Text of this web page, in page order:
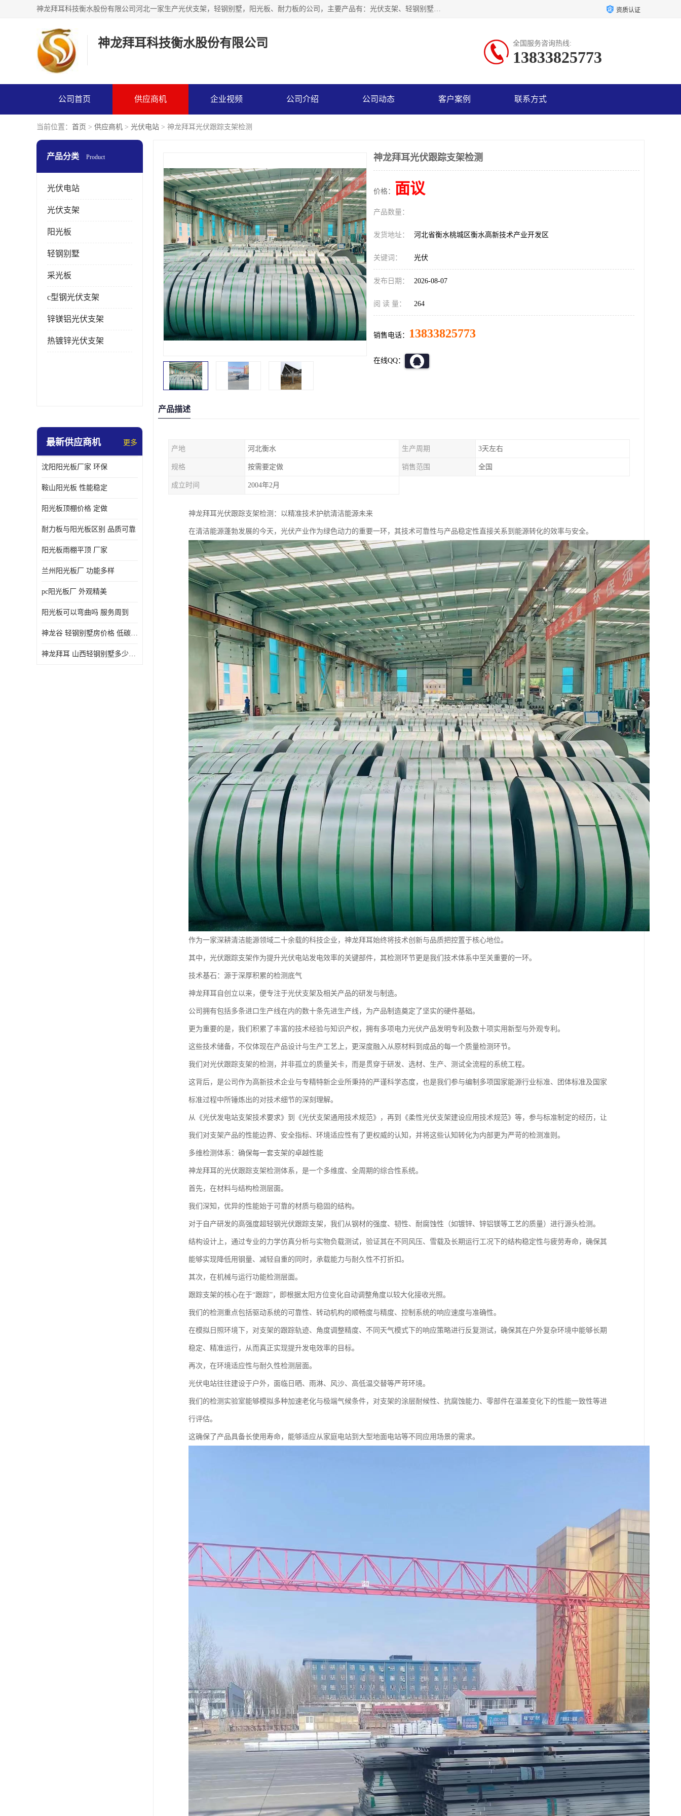
神龙拜耳科技衡水股份有限公司河北一家生产光伏支架，轻钢别墅，阳光板、耐力板的公司，主要产品有：光伏支架、轻钢别墅、阳光板、耐力板、采光板等，公司参与制定了多项标准。 资质认证
神龙拜耳科技衡水股份有限公司 全国服务咨询热线:
13833825773
公司首页 供应商机 企业视频 公司介绍 公司动态 客户案例 联系方式
当前位置： 首页 > 供应商机 > 光伏电站 > 神龙拜耳光伏跟踪支架检测
产品分类 Product
光伏电站
光伏支架
阳光板
轻钢别墅
采光板
c型钢光伏支架
锌镁铝光伏支架
热镀锌光伏支架
最新供应商机 更多
沈阳阳光板厂家 环保
鞍山阳光板 性能稳定
阳光板顶棚价格 定做
耐力板与阳光板区别 品质可靠
阳光板雨棚平顶 厂家
兰州阳光板厂 功能多样
pc阳光板厂 外观精美
阳光板可以弯曲吗 服务周到
神龙谷 轻钢别墅房价格 低碳环保
神龙拜耳 山西轻钢别墅多少钱 施工快捷
神龙拜耳光伏跟踪支架检测
价格： 面议
产品数量：
发货地址： 河北省衡水桃城区衡水高新技术产业开发区
关键词： 光伏
发布日期： 2026-08-07
阅 读 量： 264
销售电话： 13833825773
在线QQ：
产品描述
产地 河北衡水 生产周期 3天左右
规格 按需要定做 销售范围 全国
成立时间 2004年2月
神龙拜耳光伏跟踪支架检测：以精准技术护航清洁能源未来
在清洁能源蓬勃发展的今天，光伏产业作为绿色动力的重要一环，其技术可靠性与产品稳定性直接关系到能源转化的效率与安全。
作为一家深耕清洁能源领域二十余载的科技企业，神龙拜耳始终将技术创新与品质把控置于核心地位。
其中，光伏跟踪支架作为提升光伏电站发电效率的关键部件，其检测环节更是我们技术体系中至关重要的一环。
技术基石：源于深厚积累的检测底气
神龙拜耳自创立以来，便专注于光伏支架及相关产品的研发与制造。
公司拥有包括多条进口生产线在内的数十条先进生产线，为产品制造奠定了坚实的硬件基础。
更为重要的是，我们积累了丰富的技术经验与知识产权，拥有多项电力光伏产品发明专利及数十项实用新型与外观专利。
这些技术储备，不仅体现在产品设计与生产工艺上，更深度融入从原材料到成品的每一个质量检测环节。
我们对光伏跟踪支架的检测，并非孤立的质量关卡，而是贯穿于研发、选材、生产、测试全流程的系统工程。
这背后，是公司作为高新技术企业与专精特新企业所秉持的严谨科学态度，也是我们参与编制多项国家能源行业标准、团体标准及国家
标准过程中所锤炼出的对技术细节的深刻理解。
从《光伏发电站支架技术要求》到《光伏支架通用技术规范》，再到《柔性光伏支架建设应用技术规范》等，参与标准制定的经历，让
我们对支架产品的性能边界、安全指标、环境适应性有了更权威的认知，并将这些认知转化为内部更为严苛的检测准则。
多维检测体系：确保每一套支架的卓越性能
神龙拜耳的光伏跟踪支架检测体系，是一个多维度、全周期的综合性系统。
首先，在材料与结构检测层面。
我们深知，优异的性能始于可靠的材质与稳固的结构。
对于自产研发的高强度超轻钢光伏跟踪支架，我们从钢材的强度、韧性、耐腐蚀性（如镀锌、锌铝镁等工艺的质量）进行源头检测。
结构设计上，通过专业的力学仿真分析与实物负载测试，验证其在不同风压、雪载及长期运行工况下的结构稳定性与疲劳寿命，确保其
能够实现降低用钢量、减轻自重的同时，承载能力与耐久性不打折扣。
其次，在机械与运行功能检测层面。
跟踪支架的核心在于“跟踪”，即根据太阳方位变化自动调整角度以较大化接收光照。
我们的检测重点包括驱动系统的可靠性、转动机构的顺畅度与精度、控制系统的响应速度与准确性。
在模拟日照环境下，对支架的跟踪轨迹、角度调整精度、不同天气模式下的响应策略进行反复测试，确保其在户外复杂环境中能够长期
稳定、精准运行，从而真正实现提升发电效率的目标。
再次，在环境适应性与耐久性检测层面。
光伏电站往往建设于户外，面临日晒、雨淋、风沙、高低温交替等严苛环境。
我们的检测实验室能够模拟多种加速老化与极端气候条件，对支架的涂层耐候性、抗腐蚀能力、零部件在温差变化下的性能一致性等进
行评估。
这确保了产品具备长使用寿命，能够适应从家庭电站到大型地面电站等不同应用场景的需求。